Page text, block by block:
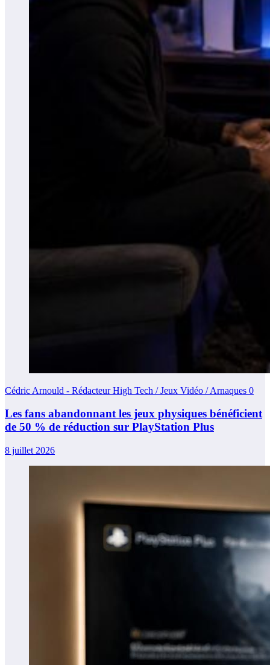
Cédric Arnould - Rédacteur High Tech / Jeux Vidéo / Arnaques 0
Les fans abandonnant les jeux physiques bénéficient
de 50 % de réduction sur PlayStation Plus
8 juillet 2026